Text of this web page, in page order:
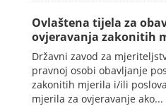
Ovlaštena tijela za
ovjeravanja zakonitih
Državni zavod za
pravnoj osobi obavljanje
zakonitih mjerila i/ili
mjerila za ovjeravanje ako...